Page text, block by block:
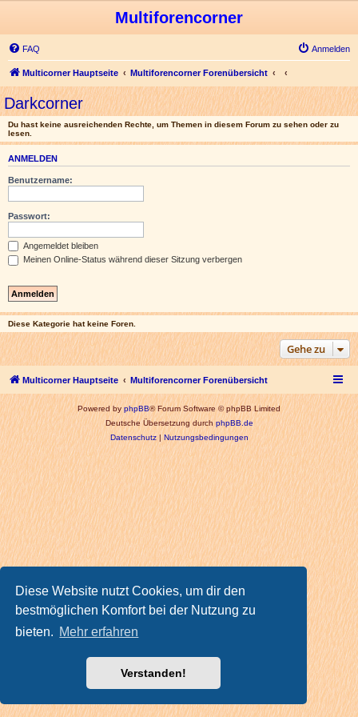
Diese Website nutzt Cookies, um dir den
bestmöglichen Komfort bei der Nutzung zu
bieten. Mehr erfahren
Verstanden!
Multiforencorner
FAQ Anmelden
Multicorner Hauptseite Multiforencorner Forenübersicht
Darkcorner
Du hast keine ausreichenden Rechte, um Themen in diesem Forum zu sehen oder zu
lesen.
ANMELDEN
Benutzername:
Passwort:
Angemeldet bleiben
Meinen Online-Status während dieser Sitzung verbergen
Diese Kategorie hat keine Foren.
Gehe zu
Multicorner Hauptseite Multiforencorner Forenübersicht
Powered byphpBB® Forum Software © phpBB Limited
Deutsche Übersetzung durchphpBB.de
Datenschutz|Nutzungsbedingungen